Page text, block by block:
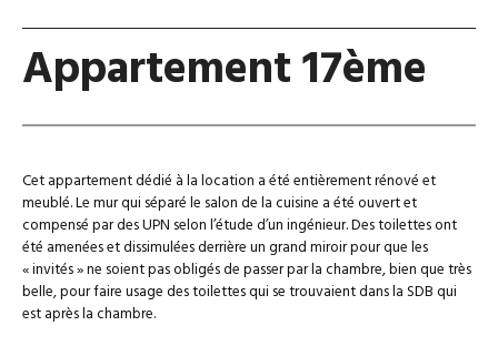
Appartement 17ème
Cet appartement dédié à la location a été entièrement rénové et
meublé. Le mur qui séparé le salon de la cuisine a été ouvert et
compensé par des UPN selon l’étude d’un ingénieur. Des toilettes ont
été amenées et dissimulées derrière un grand miroir pour que les
« invités » ne soient pas obligés de passer par la chambre, bien que très
belle, pour faire usage des toilettes qui se trouvaient dans la SDB qui
est après la chambre.